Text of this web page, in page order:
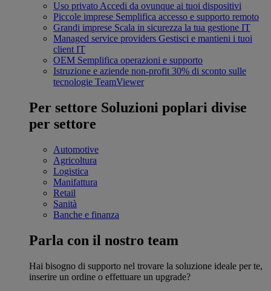
Uso privato Accedi da ovunque ai tuoi dispositivi
Piccole imprese Semplifica accesso e supporto remoto
Grandi imprese Scala in sicurezza la tua gestione IT
Managed service providers Gestisci e mantieni i tuoi
client IT
OEM Semplifica operazioni e supporto
Istruzione e aziende non-profit 30% di sconto sulle
tecnologie TeamViewer
Per settore Soluzioni poplari divise
per settore
Automotive
Agricoltura
Logistica
Manifattura
Retail
Sanità
Banche e finanza
Parla con il nostro team
Hai bisogno di supporto nel trovare la soluzione ideale per te,
inserire un ordine o effettuare un upgrade?